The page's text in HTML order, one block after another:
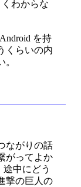
くわからな
を持
くらいの内
ながりの話
がってよか
中にどう
撃の巨人の